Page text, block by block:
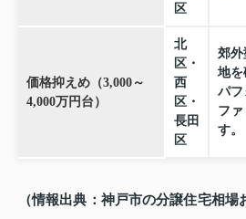
区
価格抑えめ（3,000～
4,000万円台）
北
区・
西
区・
長田
区
郊外
地を
パフ
フ
す。
（情報出典：神戸市の分譲住宅相